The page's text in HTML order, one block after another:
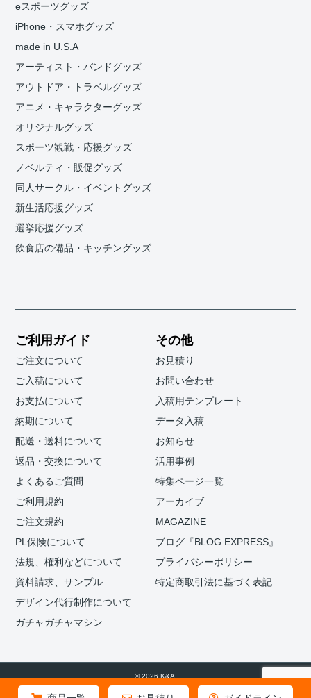
eスポーツグッズ
iPhone・スマホグッズ
made in U.S.A
アーティスト・バンドグッズ
アウトドア・トラベルグッズ
アニメ・キャラクターグッズ
オリジナルグッズ
スポーツ観戦・応援グッズ
ノベルティ・販促グッズ
同人サークル・イベントグッズ
新生活応援グッズ
選挙応援グッズ
飲食店の備品・キッチングッズ
ご利用ガイド
ご注文について
ご入稿について
お支払について
納期について
配送・送料について
返品・交換について
よくあるご質問
ご利用規約
ご注文規約
PL保険について
法規、権利などについて
資料請求、サンプル
デザイン代行制作について
ガチャガチャマシン
その他
お見積り
お問い合わせ
入稿用テンプレート
データ入稿
お知らせ
活用事例
特集ページ一覧
アーカイブ
MAGAZINE
ブログ『BLOG EXPRESS』
プライバシーポリシー
特定商取引法に基づく表記
© 2026 K&A.